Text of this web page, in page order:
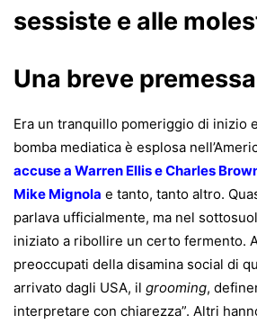
sessiste e alle
Una breve premessa
Era un tranquillo pomeriggio di inizio
bomba mediatica è esplosa
accuse a Warren Ellis e Charles
Mike Mignola e tanto, tanto altro.
parlava ufficialmente, ma nel
iniziato a ribollire un certo fermento.
preoccupati della disamina social di
arrivato dagli USA, il grooming,
interpretare con chiarezza”. Altri